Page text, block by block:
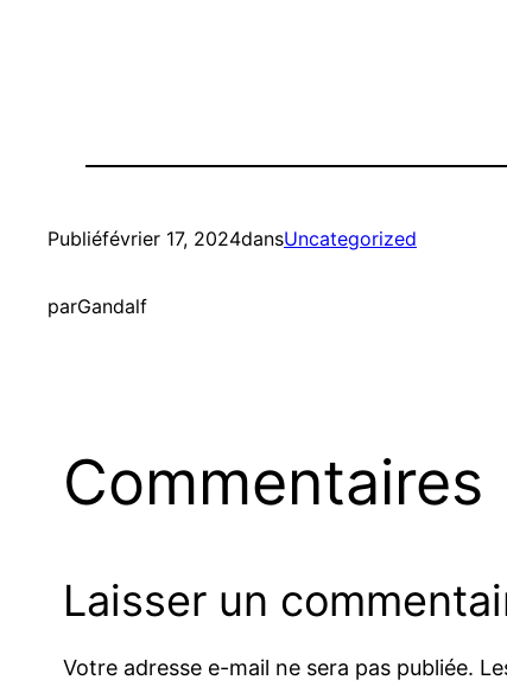
Publiéfévrier 17, 2024dansUncategorized
parGandalf
Commentaires
Laisser un
Votre adresse e-mail ne sera pas publiée.